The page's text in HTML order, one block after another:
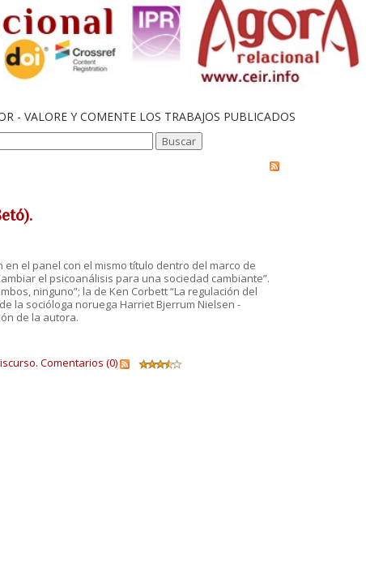
- VALORE Y COMENTE LOS TRABAJOS PUBLICADOS
el panel con el mismo título dentro del marco de
el psicoanálisis para una sociedad cambiante”.
ninguno”; la de Ken Corbett “La regulación del
la socióloga noruega Harriet Bjerrum Nielsen -
de la autora.
Comentarios (0)